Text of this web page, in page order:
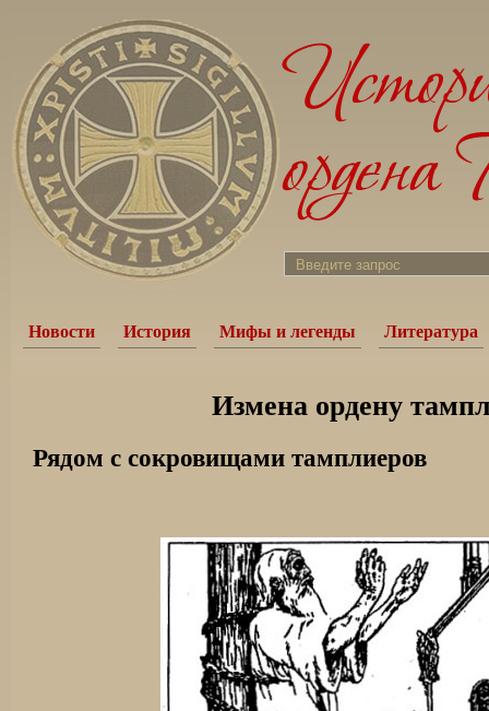
Новости История Мифы и легенды Литература
Измена ордену
Рядом с сокровищами тамплиеров